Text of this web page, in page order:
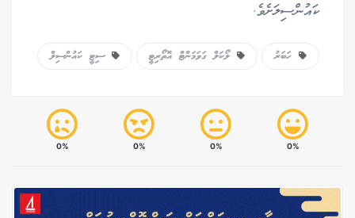
ކައުންސިލަށެވެ.
ހަބަރު ލޯކަލް ގަވަމަންޓް އޮތޯރިޓީ ސިޓީ ކައުންސިލް
0%
0%
0%
0%